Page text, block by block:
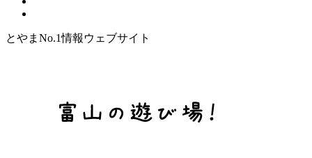
とやまNo.1情報ウェブサイト